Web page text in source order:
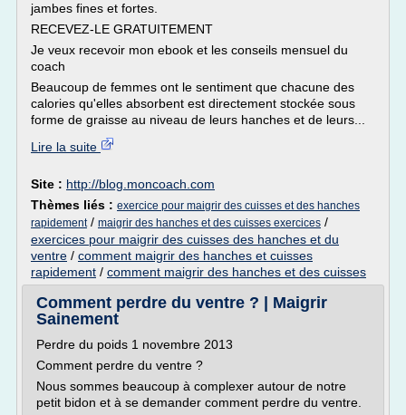
jambes fines et fortes.
RECEVEZ-LE GRATUITEMENT
Je veux recevoir mon ebook et les conseils mensuel du
coach
Beaucoup de femmes ont le sentiment que chacune des
calories qu'elles absorbent est directement stockée sous
forme de graisse au niveau de leurs hanches et de leurs...
Lire la suite
Site : http://blog.moncoach.com
Thèmes liés : exercice pour maigrir des cuisses et des hanches
rapidement/ maigrir des hanches et des cuisses exercices /
exercices pour maigrir des cuisses des hanches et du
ventre / comment maigrir des hanches et cuisses
rapidement / comment maigrir des hanches et des cuisses
Comment perdre du ventre ? | Maigrir
Sainement
Perdre du poids 1 novembre 2013
Comment perdre du ventre ?
Nous sommes beaucoup à complexer autour de notre
petit bidon et à se demander comment perdre du ventre.